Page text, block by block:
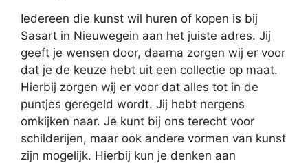
Iedereen die kunst wil huren of kopen is bij
Sasart in Nieuwegein aan het juiste adres. Jij
geeft je wensen door, daarna zorgen wij er voor
dat je de keuze hebt uit een collectie op maat.
Hierbij zorgen wij er voor dat alles tot in de
puntjes geregeld wordt. Jij hebt nergens
omkijken naar. Je kunt bij ons terecht voor
schilderijen, maar ook andere vormen van kunst
zijn mogelijk. Hierbij kun je denken aan